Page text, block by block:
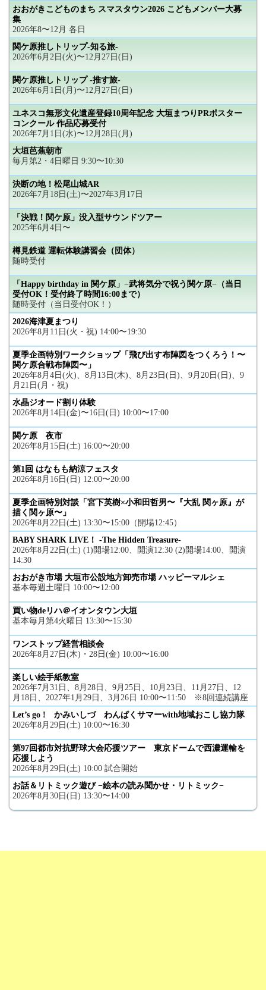
おおがきこどものまち スマスタウン2026 こどもメンバー大募
集
2026年8〜12月 各日
関ケ原推しトリップ-知る旅-
2026年6月2日(火)〜12月27日(日)
関ケ原推しトリップ -推す旅-
2026年6月1日(月)〜12月27日(日)
ユネスコ無形文化遺産登録10周年記念 大垣まつりPRポスター
コンクール 作品応募受付
2026年7月1日(水)〜12月28日(月)
大垣芭蕉朝市
毎月第2・4日曜日 9:30〜10:30
決断の地！松尾山城AR
2026年7月18日(土)〜2027年3月17日
「決戦！関ケ原」没入型サウンドツアー
2025年6月4日〜
樽見鉄道 運転体験講習会（団体）
随時受付
「Happy birthday in 関ケ原」−武将気分で祝う関ケ原−（当日
受付OK！受付終了時間16:00まで）
随時受付（当日受付OK！）
2026海津夏まつり
2026年8月11日(火・祝) 14:00〜19:30
夏季企画特別ワークショップ「飛び出す布陣図をつくろう！〜
関ケ原合戦布陣図〜」
2026年8月4日(火)、8月13日(木)、8月23日(日)、9月20日(日)、9
月21日(月・祝)
水晶ジオード割り体験
2026年8月14日(金)〜16日(日) 10:00〜17:00
関ケ原 夜市
2026年8月15日(土) 16:00〜20:00
第1回 はなもも納涼フェスタ
2026年8月16日(日) 12:00〜20:00
夏季企画特別対談「宮下英樹×小和田哲男〜『大乱 関ヶ原』が
描く関ヶ原〜」
2026年8月22日(土) 13:30〜15:00（開場12:45）
BABY SHARK LIVE！ -The Hidden Treasure-
2026年8月22日(土) (1)開場12:00、開演12:30 (2)開場14:00、開演
14:30
おおがき市場 大垣市公設地方卸売市場 ハッピーマルシェ
基本毎週土曜日 10:00〜12:00
買い物deリハ＠イオンタウン大垣
基本毎月第4火曜日 13:30〜15:30
ワンストップ経営相談会
2026年8月27日(木)・28日(金) 10:00〜16:00
楽しい絵手紙教室
2026年7月31日、8月28日、9月25日、10月23日、11月27日、12
月18日、2027年1月29日、3月26日 10:00〜11:50 ※8回連続講座
Let’s go ! かみいしづ わんぱくサマーwith地域おこし協力隊
2026年8月29日(土) 10:00〜16:30
第97回都市対抗野球大会応援ツアー 東京ドームで西濃運輸を
応援しよう
2026年8月29日(土) 10:00 試合開始
お話＆リトミック遊び −絵本の読み聞かせ・リトミック−
2026年8月30日(日) 13:30〜14:00